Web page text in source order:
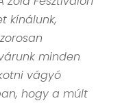
kínálunk,
minden
vágyó
hogy a múlt